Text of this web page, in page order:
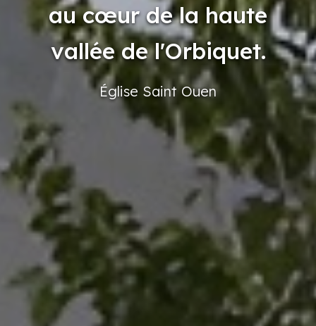
au cœur de la haute
vallée de l'Orbiquet.
Église Saint Ouen